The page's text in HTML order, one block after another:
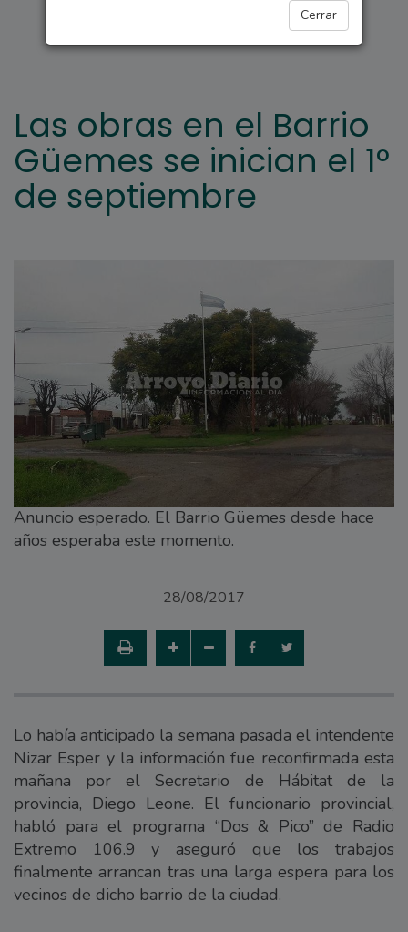
Cerrar
Las obras en el Barrio
Güemes se inician el 1°
de septiembre
Anuncio esperado. El Barrio Güemes desde hace
años esperaba este momento.
28/08/2017
Lo había anticipado la semana pasada el intendente
Nizar Esper y la información fue reconfirmada esta
mañana por el Secretario de Hábitat de la
provincia, Diego Leone. El funcionario provincial,
habló para el programa “Dos & Pico” de Radio
Extremo 106.9 y aseguró que los trabajos
finalmente arrancan tras una larga espera para los
vecinos de dicho barrio de la ciudad.